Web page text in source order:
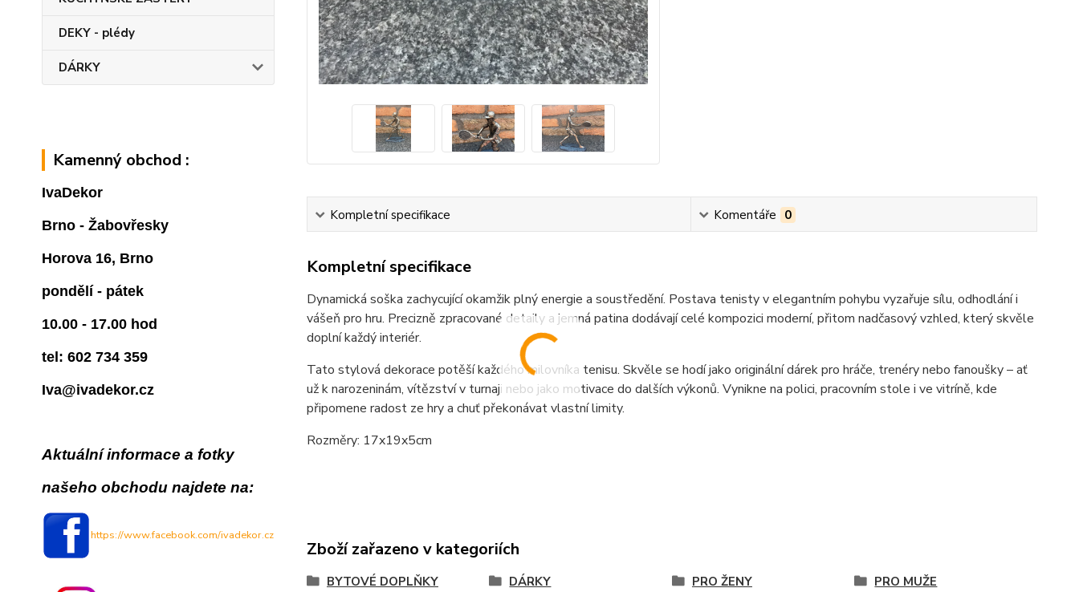
DEKY - plédy
DÁRKY
Kamenný obchod :
IvaDekor
Brno - Žabovřesky
Horova 16, Brno
pondělí - pátek
10.00 - 17.00 hod
tel: 602 734 359
Iva@ivadekor.cz
Aktuální informace a fotky
našeho obchodu najdete na:
https://www.facebook.com/ivadekor.cz
Kompletní specifikace Komentáře 0
Kompletní specifikace
Dynamická soška zachycující okamžik plný energie a soustředění. Postava tenisty v elegantním pohybu vyzařuje sílu, odhodlání i
vášeň pro hru. Precizně zpracované detaily a jemná patina dodávají celé kompozici moderní, přitom nadčasový vzhled, který skvěle
doplní každý interiér.
Tato stylová dekorace potěší každého milovníka tenisu. Skvěle se hodí jako originální dárek pro hráče, trenéry nebo fanoušky – ať
už k narozeninám, vítězství v turnaji nebo jako motivace do dalších výkonů. Vynikne na polici, pracovním stole i ve vitríně, kde
připomene radost ze hry a chuť překonávat vlastní limity.
Rozměry: 17x19x5cm
Zboží zařazeno v kategoriích
BYTOVÉ DOPLŇKY DÁRKY PRO ŽENY PRO MUŽE